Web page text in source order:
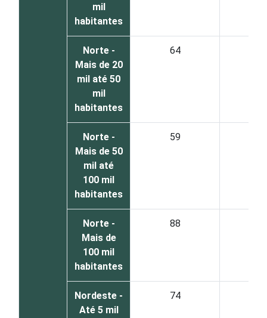
mil
habitantes
Norte -
Mais de 20
mil até 50
mil
habitantes
64
Norte -
Mais de 50
mil até
100 mil
habitantes
59
Norte -
Mais de
100 mil
habitantes
88
Nordeste -
Até 5 mil
74